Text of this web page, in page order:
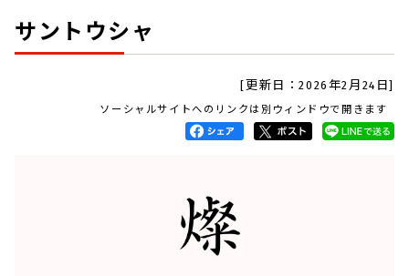
サントウシャ
[更新日：2026年2月24日]
ソーシャルサイトへのリンクは別ウィンドウで開きます